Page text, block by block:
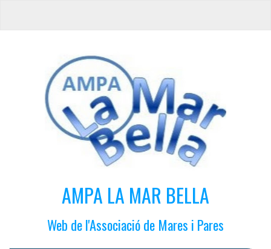
AMPA LA MAR BELLA
Web de l'Associació de Mares i Pares